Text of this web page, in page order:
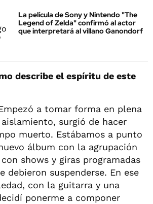
La película de Sony y Nintendo "The
Legend of Zelda" confirmó al actor
que interpretará al villano Ganondorf
describe el espíritu de este
a tomar forma en plena
surgió de hacer
muerto. Estábamos a punto
álbum con la agrupación
con shows y giras programadas
debieron suspenderse. En ese
con la guitarra y una
ponerme a componer